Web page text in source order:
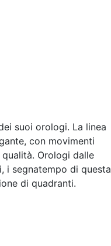
suoi orologi. La linea
con movimenti
Orologi dalle
i segnatempo di questa
di quadranti.